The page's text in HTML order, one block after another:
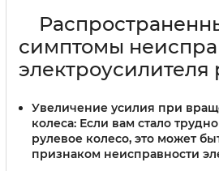
симптомы
электроусилителя
Увеличение усилия при
колеса: Если вам стало
рулевое колесо, это может
признаком неисправности